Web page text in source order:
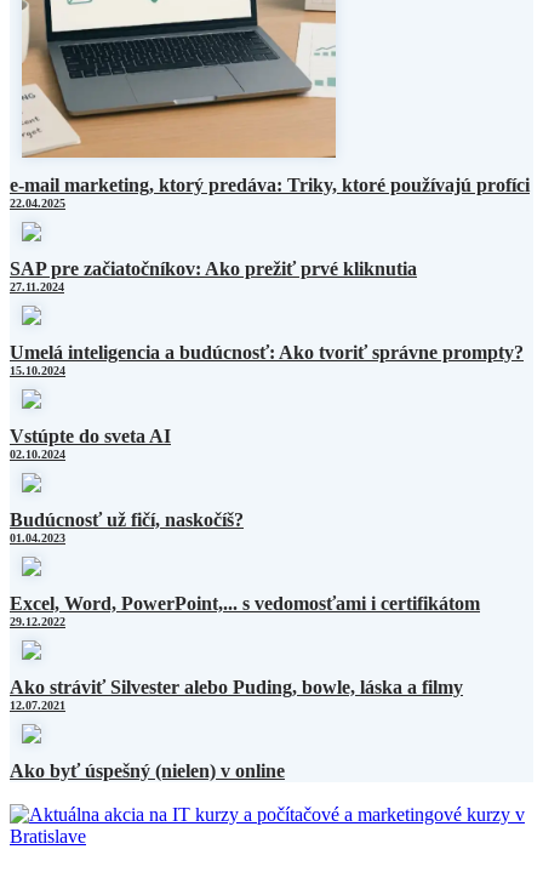
e-mail marketing, ktorý predáva: Triky, ktoré používajú profíci
22.04.2025
SAP pre začiatočníkov: Ako prežiť prvé kliknutia
27.11.2024
Umelá inteligencia a budúcnosť: Ako tvoriť správne prompty?
15.10.2024
Vstúpte do sveta AI
02.10.2024
Budúcnosť už fičí, naskočíš?
01.04.2023
Excel, Word, PowerPoint,... s vedomosťami i certifikátom
29.12.2022
Ako stráviť Silvester alebo Puding, bowle, láska a filmy
12.07.2021
Ako byť úspešný (nielen) v online